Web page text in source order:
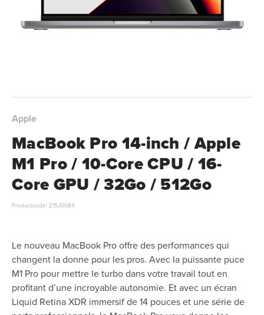
Apple
MacBook Pro 14-inch / Apple
M1 Pro / 10-Core CPU / 16-
Core GPU / 32Go / 512Go
Productcode: Z15J0084
Le nouveau MacBook Pro offre des performances qui
changent la donne pour les pros. Avec la puissante puce
M1 Pro pour mettre le turbo dans votre travail tout en
profitant d’une incroyable autonomie. Et avec un écran
Liquid Retina XDR immersif de 14 pouces et une série de